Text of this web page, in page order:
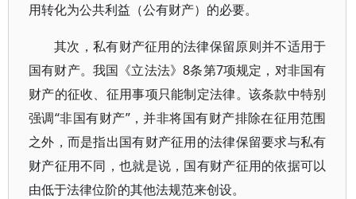
用转化为公共利益（公有财产）的必要。
其次，私有财产征用的法律保留原则并不适用于
国有财产。我国《立法法》8条第7项规定，对非国有
财产的征收、征用事项只能制定法律。该条款中特别
强调“非国有财产”，并非将国有财产排除在征用范围
之外，而是指出国有财产征用的法律保留要求与私有
财产征用不同，也就是说，国有财产征用的依据可以
由低于法律位阶的其他法规范来创设。